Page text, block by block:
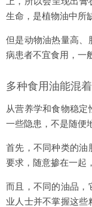
生命，是植物油中所
但是动物油热量高、
病患者不宜食用，一
多种食用油能混
从营养学和食物稳
一些隐患，不是随便
首先，不同种类的油
要求，随意掺在一起
而且，不同的油品，
业人士并不掌握这